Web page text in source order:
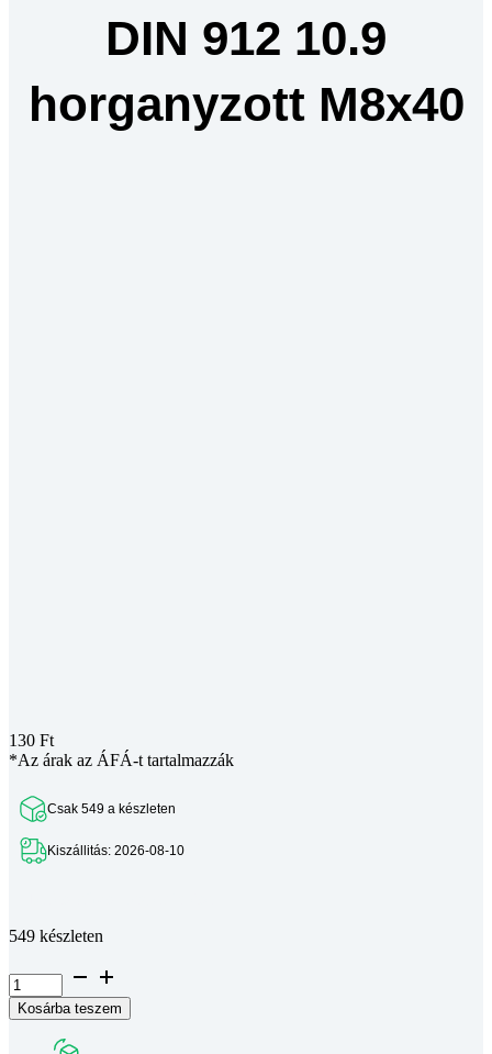
DIN 912 10.9
horganyzott M8x40
130 Ft
*Az árak az ÁFÁ-t tartalmazzák
Csak 549 a készleten
Kiszállitás: 2026-08-10
549 készleten
Hengeres
fejű
belső
Kosárba teszem